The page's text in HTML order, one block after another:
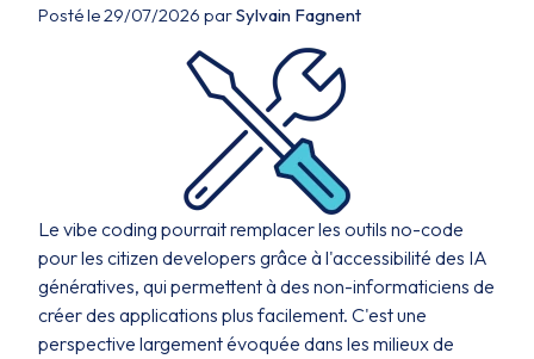
Posté le 29/07/2026 parSylvain Fagnent
Le vibe coding pourrait remplacer les outils no-code
pour les citizen developers grâce à l'accessibilité des IA
génératives, qui permettent à des non-informaticiens de
créer des applications plus facilement. C'est une
perspective largement évoquée dans les milieux de